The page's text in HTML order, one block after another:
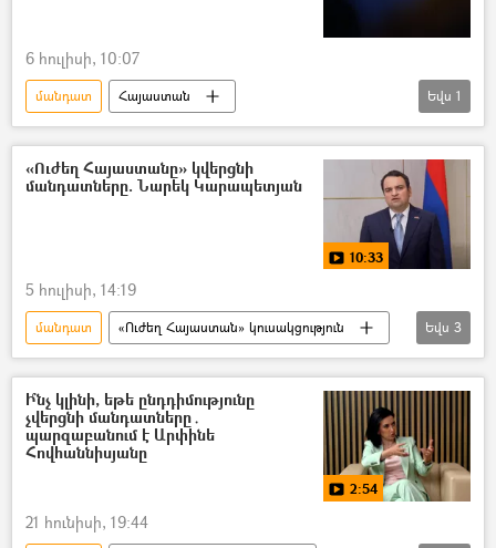
6 հուլիսի, 10:07
մանդատ
Հայաստան
«Հայաստան» դաշինք
Եվս 1
«Ուժեղ Հայաստանը» կվերցնի
մանդատները. Նարեկ Կարապետյան
10:33
5 հուլիսի, 14:19
մանդատ
«Ուժեղ Հայաստան» կուսակցություն
Նարեկ Կարապետյան
ԱԺ (Ազգային ժողով)
Ազգային ժողովի ընտրություններ
Եվս 3
Ի՞նչ կլինի, եթե ընդդիմությունը
չվերցնի մանդատները․
պարզաբանում է Արփինե
Հովհաննիսյանը
2:54
21 հունիսի, 19:44